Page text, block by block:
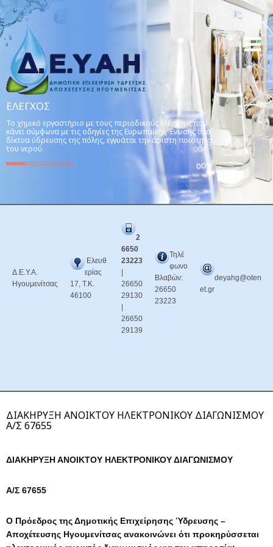
ΕΛΕΓΧΟΣ
Το χημικό εργαστήριο με τους περιοδικούς ελέγχους που
κάνει σύμφωνα με τις οδηγίες της Ευρωπαϊκής Ένωσης στα
δίκτυα ύδρευσης της πόλης, εγγυάται την άριστη ποιότητα
του νερού.
Δ.Ε.Υ.Α.
Ηγουμενίτσας
Ελευθ
ερίας
17, Τ.Κ.
46100
2
6650
23223
26650
29130
26650
29139
Τηλέ
φωνο
Βλαβών:
26650
23223
deyahg@oten
et.gr
ΔΙΑΚΗΡΥΞΗ ΑΝΟΙΚΤΟΥ ΗΛΕΚΤΡΟΝΙΚΟΥ ΔΙΑΓΩΝΙΣΜΟΥ
Α/Σ 67655
ΔΙΑΚΗΡΥΞΗ ΑΝΟΙΚΤΟΥ ΗΛΕΚΤΡΟΝΙΚΟΥ ΔΙΑΓΩΝΙΣΜΟΥ
Α/Σ 67655
Ο Πρόεδρος της Δημοτικής Επιχείρησης Ύδρευσης –
Αποχέτευσης Ηγουμενίτσας ανακοινώνει ότι προκηρύσσεται